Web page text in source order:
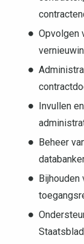
Opvolgen
Invullen
Beheer